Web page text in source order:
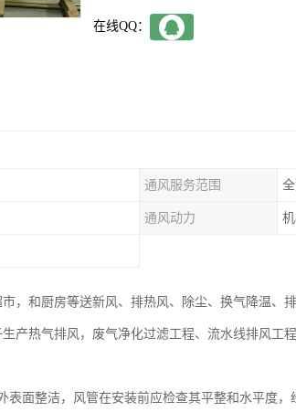
在线QQ：
通风服务范围
通风动力
，和厨房等送新风、排热风、除尘、换气降温、
产热气排风，废气净化过滤工程、流水线排风工程
表面整洁，风管在安装前应检查其平整和水平度